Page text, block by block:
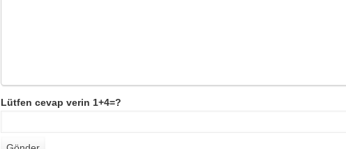
Lütfen cevap verin 1+4=?